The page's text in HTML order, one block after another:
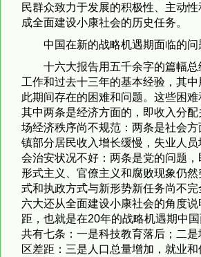
民群众致力于发展的积极性、主动
成全面建设小康社会的历史任务。
中国在新的战略机遇期面临的问
十六大报告用五千余字的篇幅
工作和过去十三年的基本经验，其
此期间存在的困难和问题。这些困难
其中两条是经济方面的，即收入分
场经济秩序尚不规范：两条是社会
镇部分居民收入增长缓慢，失业人
会治安状况不好：两条是党的问题
形式主义、官僚主义和腐败现象仍
式和执政方式与新形势新任务尚不
六大还从全面建设小康社会的角度
距，也就是在20年的战略机遇期中国
共有七条：一是科技教育落后；二
区差距：三是人口总量增加，就业